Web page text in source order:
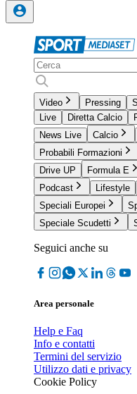
Video Pressing
Live
Diretta Calcio
News Live
Calcio
Probabili Formazioni
Drive UP
Formula E
Podcast
Lifestyle
Speciali Europei
Speciale Scudetti
Seguici anche su
Area personale
Help e Faq
Info e contatti
Termini del servizio
Utilizzo dati e privacy
Cookie Policy